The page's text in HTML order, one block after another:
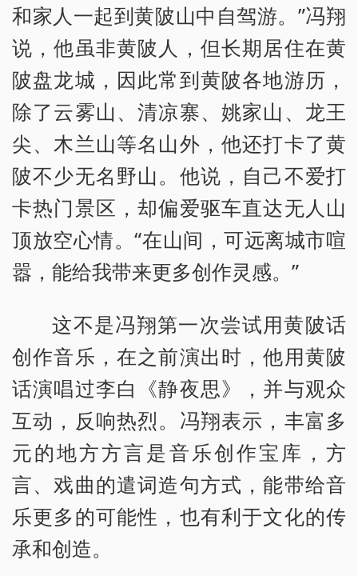
和家人一起到黄陂山中自驾游。”冯翔
说，他虽非黄陂人，但长期居住在黄
陂盘龙城，因此常到黄陂各地游历，
除了云雾山、清凉寨、姚家山、龙王
尖、木兰山等名山外，他还打卡了黄
陂不少无名野山。他说，自己不爱打
卡热门景区，却偏爱驱车直达无人山
顶放空心情。“在山间，可远离城市喧
嚣，能给我带来更多创作灵感。”
这不是冯翔第一次尝试用黄陂话
创作音乐，在之前演出时，他用黄陂
话演唱过李白《静夜思》，并与观众
互动，反响热烈。冯翔表示，丰富多
元的地方方言是音乐创作宝库，方
言、戏曲的遣词造句方式，能带给音
乐更多的可能性，也有利于文化的传
承和创造。